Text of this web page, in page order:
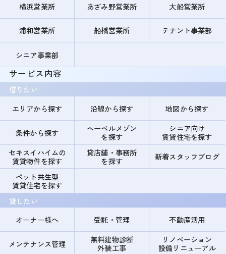
横浜営業所 あざみ野営業所 大船営業所
浦和営業所 船橋営業所 テナント事業部
シニア事業部
サービス内容
借りたい
エリアから探す
沿線から探す 地図から探す
条件から探す
ヘーベルメゾン
を探す
シニア向け
賃貸住宅を探す
セキスイハイムの
賃貸物件を探す
貸店舗・事務所
を探す
新着スタッフブログ
ペット共生型
賃貸住宅を探す
貸したい
オーナー様へ
受託・管理 不動産活用
メンテナンス管理
無料建物診断
外装工事
リノベーション
設備リニューアル